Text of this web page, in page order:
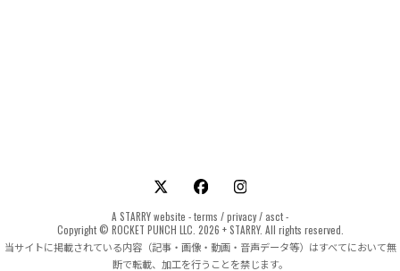
A STARRYwebsite -terms /privacy/ asct-
Copyright © ROCKET PUNCH LLC. 2026 + STARRY. All rights reserved.
当サイトに掲載されている内容（記事・画像・動画・音声データ等）はすべてにおいて無
断で転載、加工を行うことを禁じます。